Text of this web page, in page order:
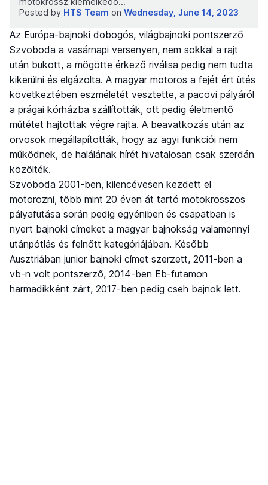
Posted by HTS Team on Wednesday, June 14, 2023
Az Európa-bajnoki dobogós, világbajnoki pontszerző
Szvoboda a vasárnapi versenyen, nem sokkal a rajt
után bukott, a mögötte érkező riválisa pedig nem tudta
kikerülni és elgázolta. A magyar motoros a fejét ért ütés
következtében eszméletét vesztette, a pacovi pályáról
a prágai kórházba szállították, ott pedig életmentő
műtétet hajtottak végre rajta. A beavatkozás után az
orvosok megállapították, hogy az agyi funkciói nem
működnek, de halálának hírét hivatalosan csak szerdán
közölték.
Szvoboda 2001-ben, kilencévesen kezdett el
motorozni, több mint 20 éven át tartó motokrosszos
pályafutása során pedig egyéniben és csapatban is
nyert bajnoki címeket a magyar bajnokság valamennyi
utánpótlás és felnőtt kategóriájában. Később
Ausztriában junior bajnoki címet szerzett, 2011-ben a
vb-n volt pontszerző, 2014-ben Eb-futamon
harmadikként zárt, 2017-ben pedig cseh bajnok lett.